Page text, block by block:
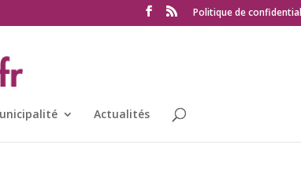
Politique de
Actualités